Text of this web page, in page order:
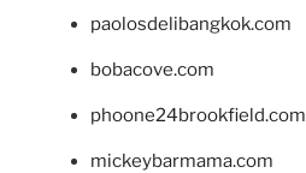
paolosdelibangkok.com
bobacove.com
phoone24brookfield.com
mickeybarmama.com